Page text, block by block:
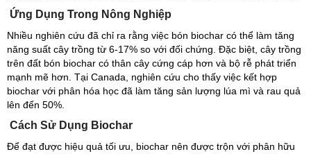
Ứng Dụng Trong Nông Nghiệp
Nhiều nghiên cứu đã chỉ ra rằng việc bón biochar có thể làm tăng
năng suất cây trồng từ 6-17% so với đối chứng. Đặc biệt, cây trồng
trên đất bón biochar có thân cây cứng cáp hơn và bộ rễ phát triển
mạnh mẽ hơn. Tại Canada, nghiên cứu cho thấy việc kết hợp
biochar với phân hóa học đã làm tăng sản lượng lúa mì và rau quả
lên đến 50%.
Cách Sử Dụng Biochar
Để đạt được hiệu quả tối ưu, biochar nên được trộn với phân hữu